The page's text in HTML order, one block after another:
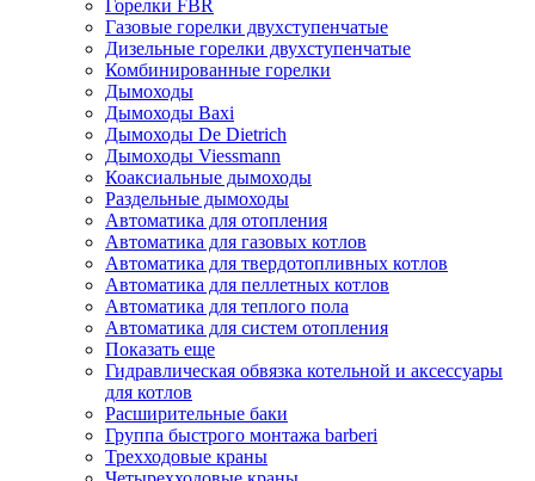
Горелки FBR
Газовые горелки двухступенчатые
Дизельные горелки двухступенчатые
Комбинированные горелки
Дымоходы
Дымоходы Baxi
Дымоходы De Dietrich
Дымоходы Viessmann
Коаксиальные дымоходы
Раздельные дымоходы
Автоматика для отопления
Автоматика для газовых котлов
Автоматика для твердотопливных котлов
Автоматика для пеллетных котлов
Автоматика для теплого пола
Автоматика для систем отопления
Показать еще
Гидравлическая обвязка котельной и аксессуары
для котлов
Расширительные баки
Группа быстрого монтажа barberi
Трехходовые краны